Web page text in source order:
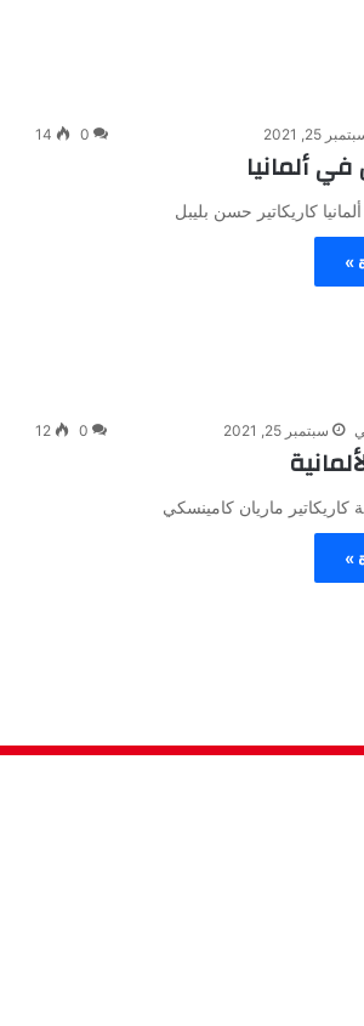
25, 2021
0
14
ألمانيا
كاريكاتير حسن بليبل
»
سبتمبر 25, 2021 0
12
كاريكاتير ماريان كامينسكي
»